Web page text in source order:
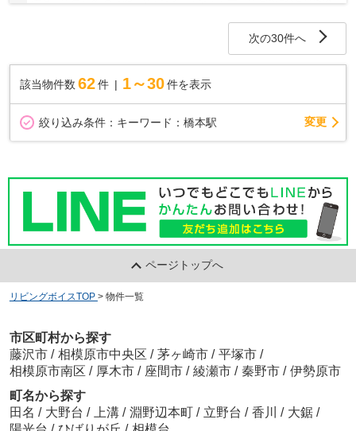
級3 ☆省エネ基準適合住宅 ☆収納豊富な間取り♪ 【...
次の30件へ
該当物件数 62件 1～30 件を表示
絞り込み条件： キーワード：橋本駅 変更
ページトップへ
リビングボイスTOP > 物件一覧
市区町村から探す
藤沢市 / 相模原市中央区 / 茅ヶ崎市 / 平塚市 /
相模原市南区 / 厚木市 / 座間市 / 綾瀬市 / 秦野市 / 伊勢原市
町名から探す
田名 / 大野台 / 上溝 / 淵野辺本町 / 立野台 / 香川 / 大鋸 /